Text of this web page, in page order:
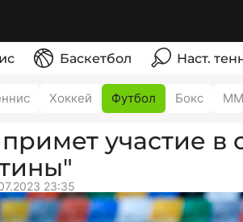
Баскетбол Наст.
Хоккей Футбол Бокс
участие в
23:35